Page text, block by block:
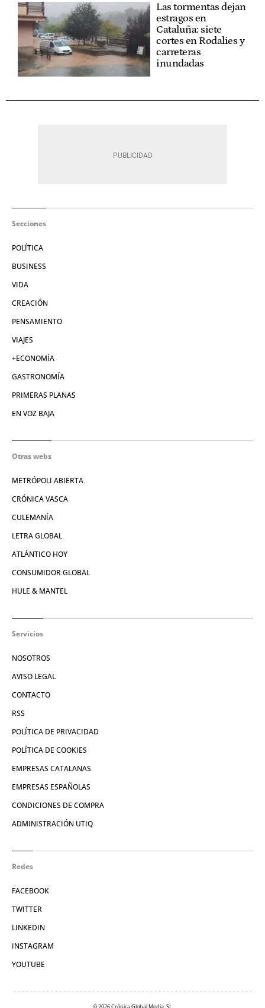
Las tormentas dejan
estragos en
Cataluña: siete
cortes en Rodalies y
carreteras
inundadas
Secciones
POLÍTICA
BUSINESS
VIDA
CREACIÓN
PENSAMIENTO
VIAJES
+ECONOMÍA
GASTRONOMÍA
PRIMERAS PLANAS
EN VOZ BAJA
Otras webs
METRÓPOLI ABIERTA
CRÓNICA VASCA
CULEMANÍA
LETRA GLOBAL
ATLÁNTICO HOY
CONSUMIDOR GLOBAL
HULE & MANTEL
Servicios
NOSOTROS
AVISO LEGAL
CONTACTO
RSS
POLÍTICA DE PRIVACIDAD
POLÍTICA DE COOKIES
EMPRESAS CATALANAS
EMPRESAS ESPAÑOLAS
CONDICIONES DE COMPRA
ADMINISTRACIÓN UTIQ
Redes
FACEBOOK
TWITTER
LINKEDIN
INSTAGRAM
YOUTUBE
© 2026 Crónica Global Media, SL